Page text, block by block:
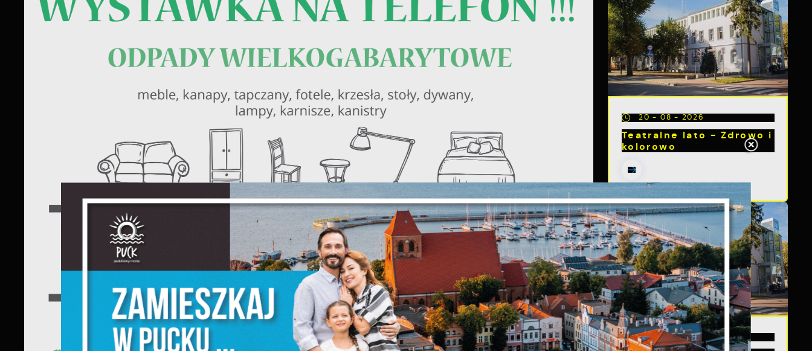
20 - 08 - 2026
Teatralne lato - Zdrowo i
kolorowo
13 - 08 - 2026
Ustawienia
Szanujemy Twoją prywatność. Możesz zmienić ustawienia cookies
lub zaakceptować je wszystkie. W dowolnym momencie możesz
dokonać zmiany swoich ustawień.
Niezbędne
Niezbędne pliki cookies służą do prawidłowego funkcjonowania
strony internetowej i umożliwiają Ci komfortowe korzystanie z
oferowanych przez nas usług.
Pliki cookies odpowiadają na podejmowane przez Ciebie działania
w celu m.in. dostosowania Twoich ustawień preferencji
prywatności, logowania czy wypełniania formularzy. Dzięki plikom